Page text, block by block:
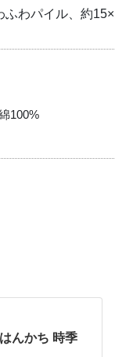
わパイル、約
100%
んかち 時季